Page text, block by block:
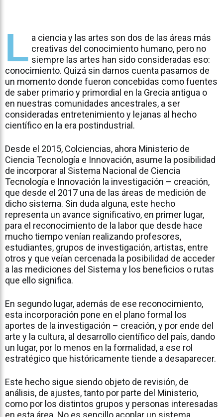
L a ciencia y las artes son dos de las áreas más
creativas del conocimiento humano, pero no
siempre las artes han sido consideradas eso:
conocimiento. Quizá sin darnos cuenta pasamos de
un momento donde fueron concebidas como fuentes
de saber primario y primordial en la Grecia antigua o
en nuestras comunidades ancestrales, a ser
consideradas entretenimiento y lejanas al hecho
científico en la era postindustrial.
Desde el 2015, Colciencias, ahora Ministerio de
Ciencia Tecnología e Innovación, asume la posibilidad
de incorporar al Sistema Nacional de Ciencia
Tecnología e Innovación la investigación – creación,
que desde el 2017 una de las áreas de medición de
dicho sistema. Sin duda alguna, este hecho
representa un avance significativo, en primer lugar,
para el reconocimiento de la labor que desde hace
mucho tiempo venían realizando profesores,
estudiantes, grupos de investigación, artistas, entre
otros y que veían cercenada la posibilidad de acceder
a las mediciones del Sistema y los beneficios o rutas
que ello significa.
En segundo lugar, además de ese reconocimiento,
esta incorporación pone en el plano formal los
aportes de la investigación – creación, y por ende del
arte y la cultura, al desarrollo científico del país, dando
un lugar, por lo menos en la formalidad, a ese rol
estratégico que históricamente tiende a desaparecer.
Este hecho sigue siendo objeto de revisión, de
análisis, de ajustes, tanto por parte del Ministerio,
como por los distintos grupos y personas interesadas
en esta área. No es sencillo acoplar un sistema